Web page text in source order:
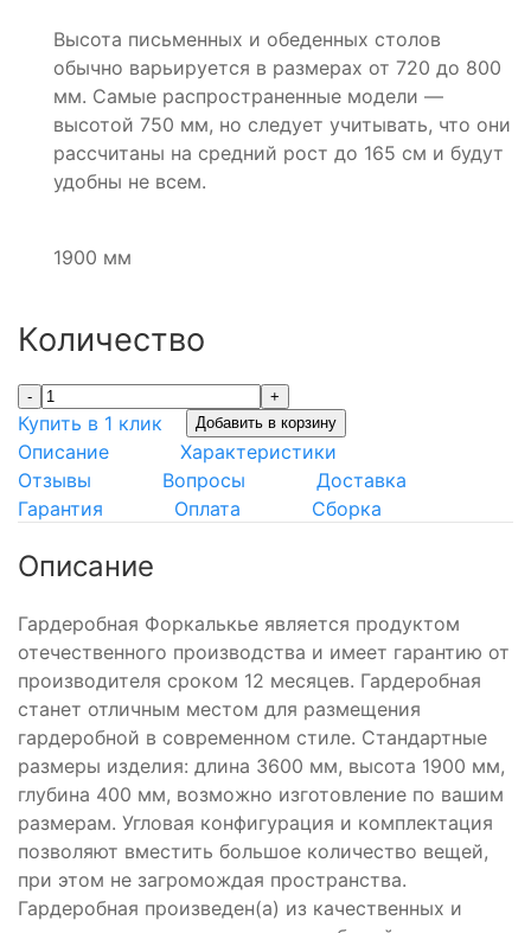
Высота письменных и обеденных столов
обычно варьируется в размерах от 720 до 800
мм. Самые распространенные модели —
высотой 750 мм, но следует учитывать, что они
рассчитаны на средний рост до 165 см и будут
удобны не всем.
1900 мм
Количество
- +
Купить в 1 клик Добавить в корзину
Описание
Характеристики
Отзывы
Вопросы
Доставка
Гарантия
Оплата Сборка
Описание
Гардеробная Форкалькье является продуктом
отечественного производства и имеет гарантию от
производителя сроком 12 месяцев. Гардеробная
станет отличным местом для размещения
гардеробной в современном стиле. Стандартные
размеры изделия: длина 3600 мм, высота 1900 мм,
глубина 400 мм, возможно изготовление по вашим
размерам. Угловая конфигурация и комплектация
позволяют вместить большое количество вещей,
при этом не загромождая пространства.
Гардеробная произведен(а) из качественных и